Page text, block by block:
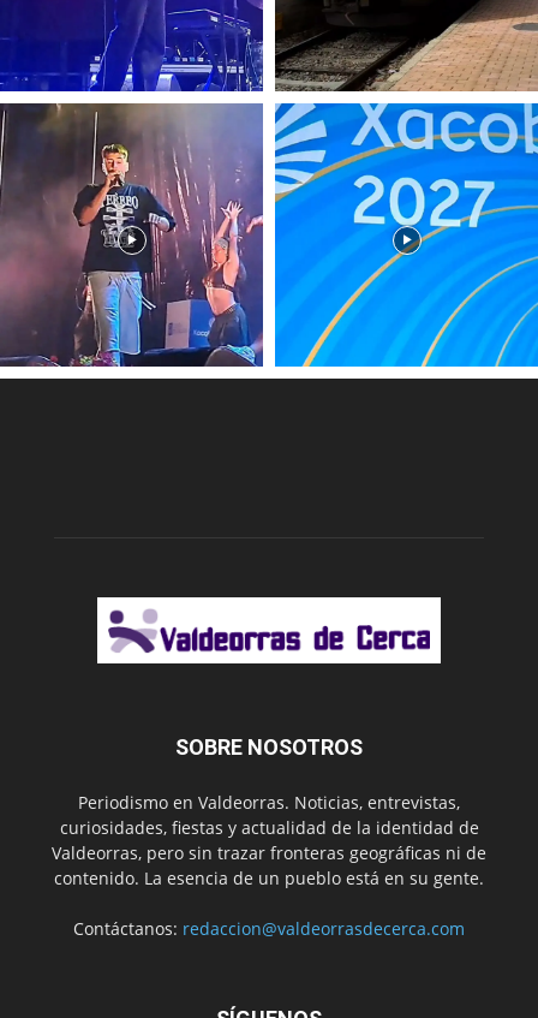
SOBRE NOSOTROS
Periodismo en Valdeorras. Noticias, entrevistas,
curiosidades, fiestas y actualidad de la identidad de
Valdeorras, pero sin trazar fronteras geográficas ni de
contenido. La esencia de un pueblo está en su gente.
Contáctanos: redaccion@valdeorrasdecerca.com